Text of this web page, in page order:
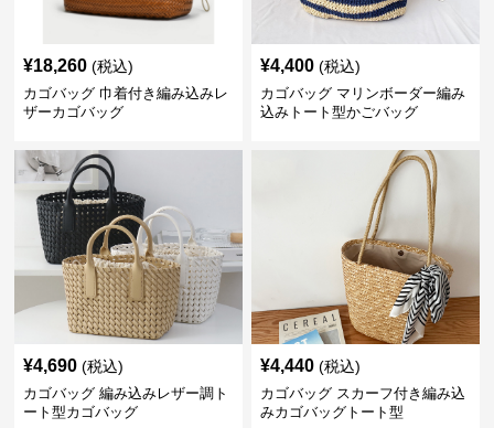
¥18,260 (税込)
カゴバッグ 巾着付き編み込みレ
ザーカゴバッグ
¥4,400 (税込)
カゴバッグ マリンボーダー編み
込みトート型かごバッグ
¥4,690 (税込)
カゴバッグ 編み込みレザー調ト
ート型カゴバッグ
¥4,440 (税込)
カゴバッグ スカーフ付き編み込
みカゴバッグトート型